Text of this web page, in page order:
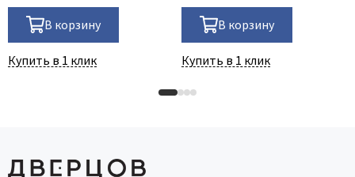
В корзину
Купить в 1 клик
В корзину
Купить в 1 клик